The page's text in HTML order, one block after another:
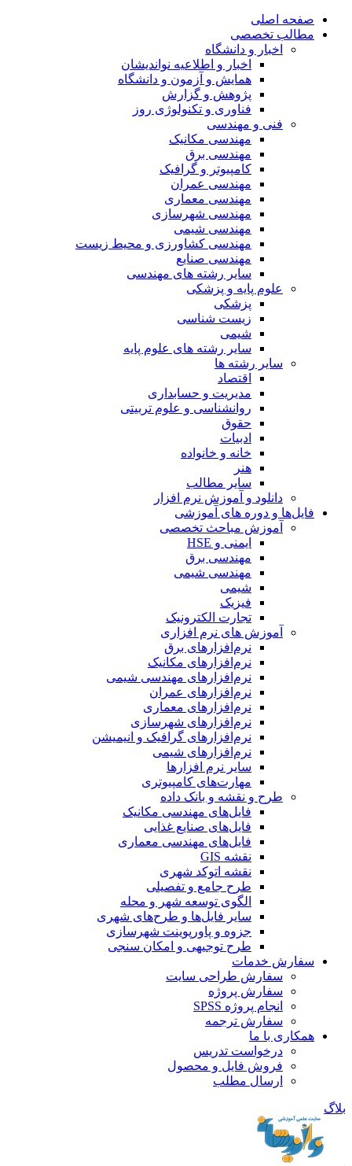
صفحه اصلی
مطالب تخصصی
اخبار و دانشگاه
اخبار و اطلاعیه نواندیشان
همایش و آزمون و دانشگاه
پژوهش و گزارش
فناوری و تکنولوژی روز
فنی و مهندسی
مهندسی مکانیک
مهندسی برق
کامپیوتر و گرافیک
مهندسی عمران
مهندسی معماری
مهندسی شهرسازی
مهندسی شیمی
مهندسی کشاورزی و محیط زیست
مهندسی صنایع
سایر رشته های مهندسی
علوم پایه و پزشکی
پزشکی
زیست شناسی
شیمی
سایر رشته های علوم پایه
سایر رشته ها
اقتصاد
مدیریت و حسابداری
روانشناسی و علوم تربیتی
حقوق
ادبیات
خانه و خانواده
هنر
سایر مطالب
دانلود و آموزش نرم افزار
فایل‌ها و دوره های آموزشی
آموزش مباحث تخصصی
ایمنی و HSE
مهندسی برق
مهندسی شیمی
شیمی
فیزیک
تجارت الکترونیک
آموزش های نرم افزاری
نرم‌افزارهای برق
نرم‌افزارهای مکانیک
نرم‌افزارهای مهندسی شیمی
نرم‌افزارهای عمران
نرم‌افزارهای معماری
نرم‌افزارهای شهرسازی
نرم‌افزارهای گرافیک و انیمیشن
نرم‌افزارهای شیمی
سایر نرم افزارها
مهارت‌های کامپیوتری
طرح و نقشه و بانک داده
فایل‌های مهندسی مکانیک
فایل‌های صنایع غذایی
فایل‌های مهندسی معماری
نقشه GIS
نقشه اتوکد شهری
طرح جامع و تفصیلی
الگوی توسعه شهر و محله
سایر فایل‌ها و طرح‌های شهری
جزوه و پاورپوینت شهرسازی
طرح توجیهی و امکان سنجی
سفارش خدمات
سفارش طراحی سایت
سفارش پروژه
انجام پروژه SPSS
سفارش ترجمه
همکاری با ما
درخواست تدریس
فروش فایل و محصول
ارسال مطلب